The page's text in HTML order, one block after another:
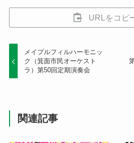
URLをコピ
メイプルフィルハーモニッ
ク（箕面市民オーケスト
ラ）第50回定期演奏会
関連記事